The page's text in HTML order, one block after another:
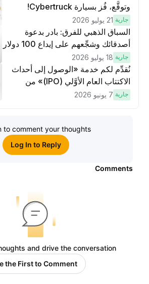
وتوقَّع، فُز بسيارة Cybertruck!
جارية 21 يوليو 2026
السباق الذهبي للفرق: بادر بدعوة
أصدقائك وشجِّعهم على إيداع 100 دولار
لكسَب مكافآت مُضاعَفة
جارية 18 يوليو 2026
نُقدِّم لكم خدمة «الوصول إلى أحداث
الاكتتاب العام الأوَّلي (IPO)» من
Bybit، بوابتك للوصول المبكر إلى فرص
جارية 7 يونيو 2026
in to comment your thoughts
Log In to Reply
Comments
thoughts and drive the conversation.
Be the First to Comment